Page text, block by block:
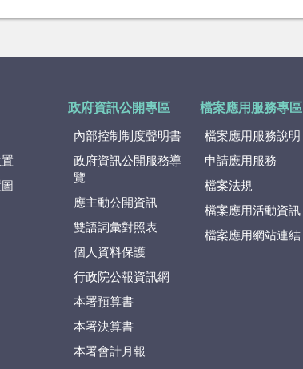
政府資訊公開專區
內部控制制度聲明書
政府資訊公開服務導
覽
應主動公開資訊
雙語詞彙對照表
個人資料保護
行政院公報資訊網
本署預算書
本署決算書
本署會計月報
檔案應用服務專區
檔案應用服務說明
申請應用服務
檔案法規
檔案應用活動資訊
檔案應用網站連結